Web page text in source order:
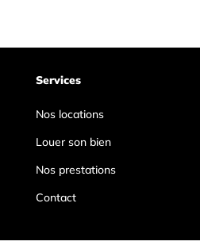
Services
Nos locations
Louer son bien
Nos prestations
Contact